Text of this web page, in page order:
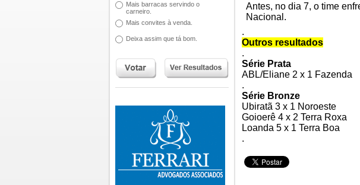
Mais barracas servindo o
carneiro.
Mais convites à venda.
Deixa assim que tá bom.
Antes, no dia 7, o time
Nacional.
.
Outros resultados
.
Série Prata
ABL/Eliane 2 x 1 Fazenda
.
Série Bronze
Ubiratã 3 x 1 Noroeste
Goioerê 4 x 2 Terra Roxa
Loanda 5 x 1 Terra Boa
.